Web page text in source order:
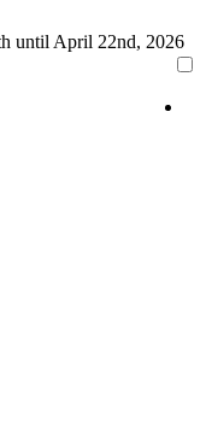
until April 22nd, 2026